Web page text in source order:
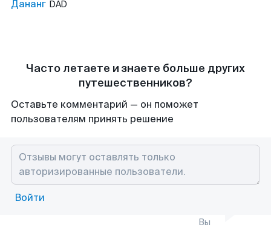
Дананг DAD
Часто летаете и знаете больше других
путешественников?
Оставьте комментарий — он поможет
пользователям принять решение
Войти
Вы